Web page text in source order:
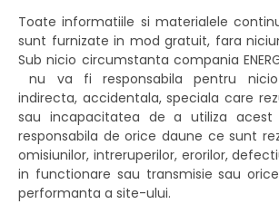
Toate informatiile si materialele
sunt furnizate in mod gratuit, fara
Sub nicio circumstanta compania
nu va fi responsabila pentru
indirecta, accidentala, speciala care
sau incapacitatea de a utiliza
responsabila de orice daune ce sunt
omisiunilor, intreruperilor, erorilor,
in functionare sau transmisie sau
performanta a site-ului.